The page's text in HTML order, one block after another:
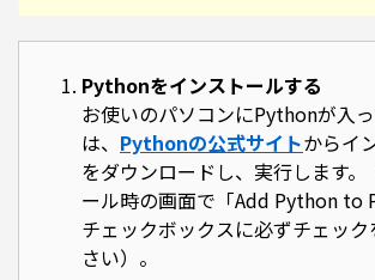
Pythonをインストールする
お使いのパソコンにPythonが入
は、 Pythonの公式サイトからイ
をダウンロードし、実行します
ール時の画面で「Add Python to
チェックボックスに必ずチェッ
さい）。